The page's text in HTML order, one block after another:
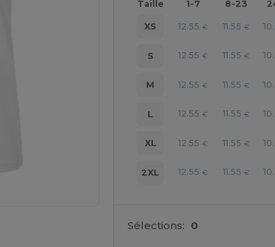
Taille 1-7 8-23
XS 12.55 € 11.55 €
S 12.55 € 11.55 €
M 12.55 € 11.55 €
L 12.55 € 11.55 €
XL 12.55 € 11.55 €
2XL 12.55 € 11.55 €
Sélections: 0